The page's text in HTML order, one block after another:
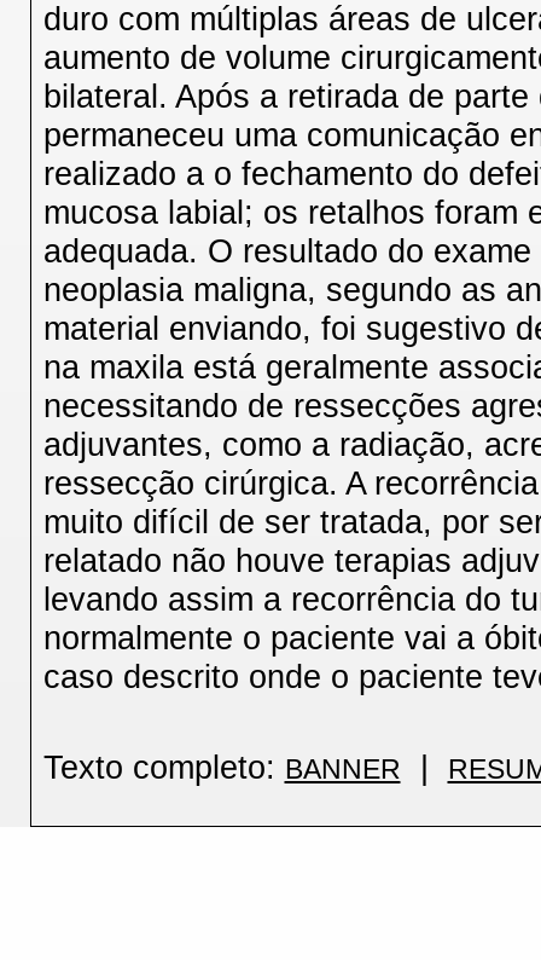
duro com múltiplas áreas de
aumento de volume
bilateral. Após a retirada de
permaneceu uma comunicação
realizado a o fechamento do
mucosa labial; os retalhos foram
adequada. O resultado do
neoplasia maligna, segundo as
material enviando, foi sugestivo
na maxila está geralmente
necessitando de ressecções
adjuvantes, como a radiação,
ressecção cirúrgica. A
muito difícil de ser tratada, por
relatado não houve terapias
levando assim a recorrência do
normalmente o paciente vai a
caso descrito onde o paciente
Texto completo: BANNER |